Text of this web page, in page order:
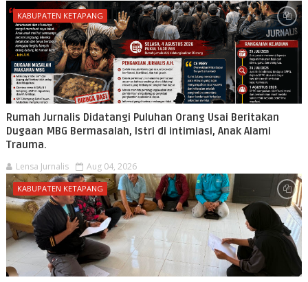
KABUPATEN KETAPANG
Rumah Jurnalis Didatangi Puluhan Orang Usai Beritakan
Dugaan MBG Bermasalah, Istri di intimiasi, Anak Alami
Trauma.
Lensa Jurnalis Aug 04, 2026
KABUPATEN KETAPANG